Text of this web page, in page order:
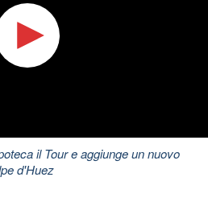
il Tour e aggiunge un nuovo
d'Huez